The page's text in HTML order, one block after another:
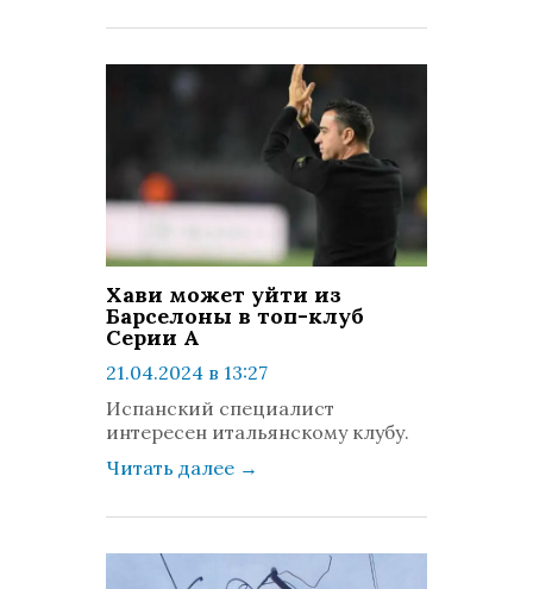
Хави может уйти из
Барселоны в топ-клуб
Серии А
21.04.2024 в 13:27
просмотров: 887
комментариев: 0
Испанский специалист
интересен итальянскому клубу.
Читать далее →